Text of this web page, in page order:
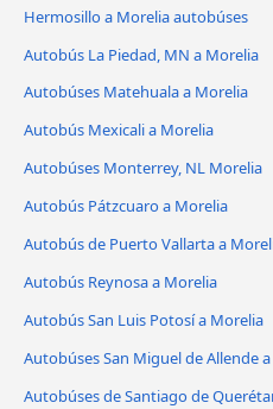
Hermosillo a Morelia autobúses
Autobús La Piedad, MN a Morelia
Autobúses Matehuala a Morelia
Autobús Mexicali a Morelia
Autobúses Monterrey, NL Morelia
Autobús Pátzcuaro a Morelia
Autobús de Puerto Vallarta a
Autobús Reynosa a Morelia
Autobús San Luis Potosí a Morelia
Autobúses San Miguel de Allende
Autobúses de Santiago de